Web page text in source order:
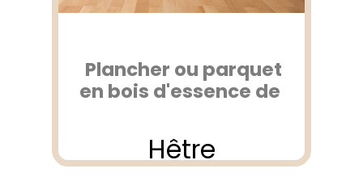
Plancher ou parquet
en bois d'essence de
Hêtre